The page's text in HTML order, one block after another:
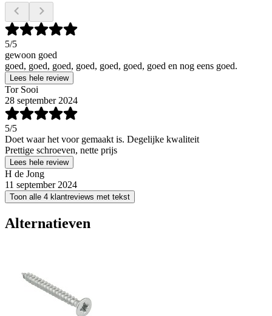
5/5
gewoon goed
goed, goed, goed, goed, goed, goed, goed en nog eens goed.
Lees hele review
Tor Sooi
28 september 2024
5/5
Doet waar het voor gemaakt is. Degelijke kwaliteit
Prettige schroeven, nette prijs
Lees hele review
H de Jong
11 september 2024
Toon alle 4 klantreviews met tekst
Alternatieven